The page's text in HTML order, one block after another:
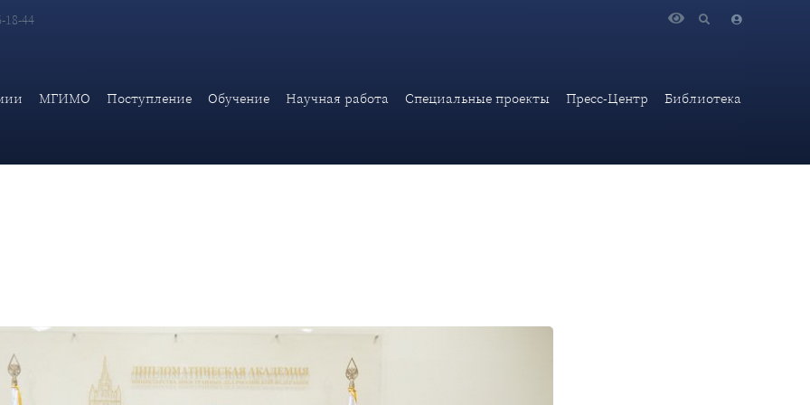
18-44
МГИМО Поступление Обучение Научная работа Специальные проекты Пресс-Центр Библиотека
работе О.Г.Карповича с делегацией научных экспертов Объединенных Арабских Эмиратов